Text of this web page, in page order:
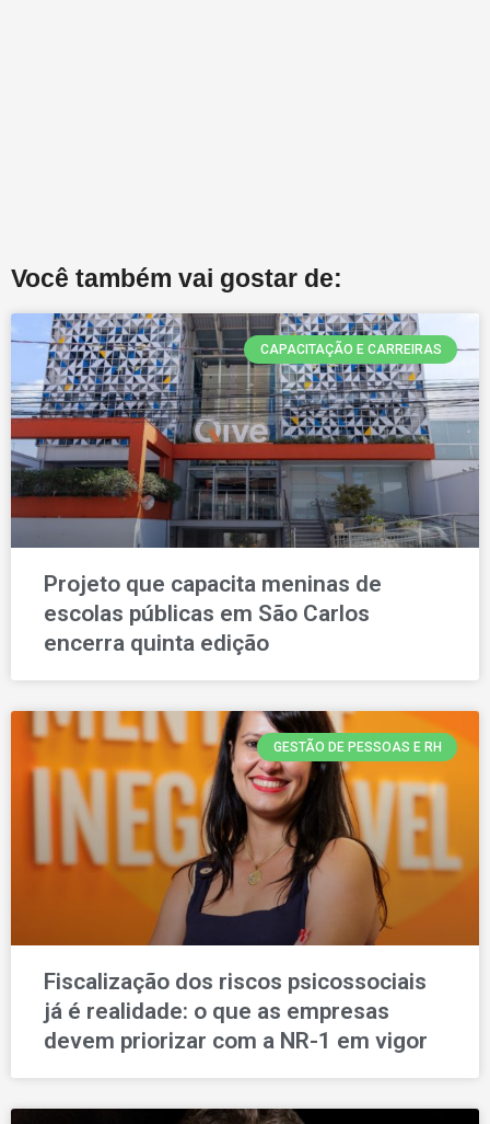
Você também vai gostar de:
CAPACITAÇÃO E CARREIRAS
Projeto que capacita meninas de
escolas públicas em São Carlos
encerra quinta edição
GESTÃO DE PESSOAS E RH
Fiscalização dos riscos psicossociais
já é realidade: o que as empresas
devem priorizar com a NR-1 em vigor